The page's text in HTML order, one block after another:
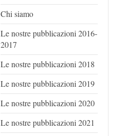
Chi siamo
Le nostre pubblicazioni 2016-
2017
Le nostre pubblicazioni 2018
Le nostre pubblicazioni 2019
Le nostre pubblicazioni 2020
Le nostre pubblicazioni 2021